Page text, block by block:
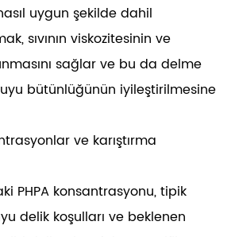
uygun şekilde dahil
sıvının viskozitesinin ve
sağlar ve bu da delme
bütünlüğünün iyileştirilmesine
ve karıştırma
PHPA konsantrasyonu, tipik
delik koşulları ve beklenen